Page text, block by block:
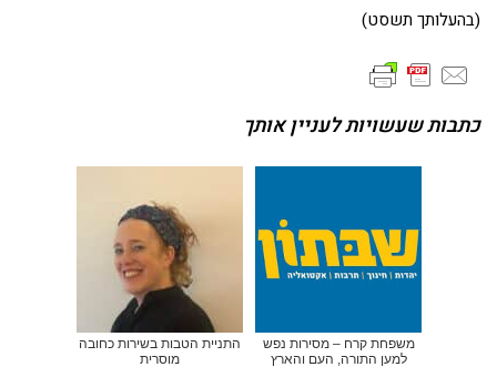
(בהעלותך תשסט)
כתבות שעשויות לעניין אותך
משפחת קרח – מסירות נפש
למען התורה, העם והארץ
התניית הטבות בשירות כחובה
מוסרית